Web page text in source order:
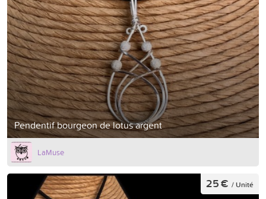
Pendentif bourgeon de lotus argent
LaMuse
25 € / Unité